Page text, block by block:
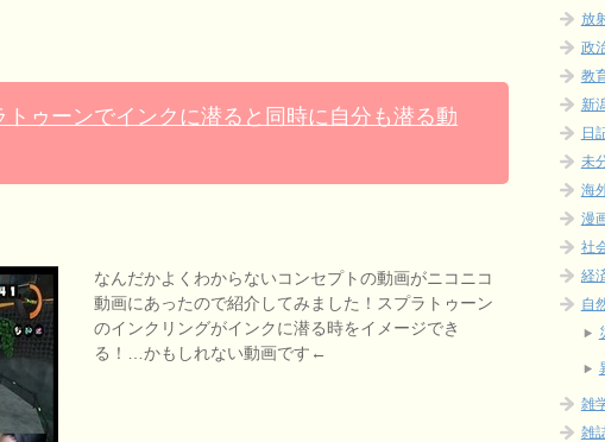
トゥーンでインクに潜ると同時に自分も潜る動
なんだかよくわからないコンセプトの動画がニコニコ
動画にあったので紹介してみました！スプラトゥーン
のインクリングがインクに潜る時をイメージでき
る！…かもしれない動画です←
放
政
教
新
日
未
海
漫
社
経
自
雑
雑